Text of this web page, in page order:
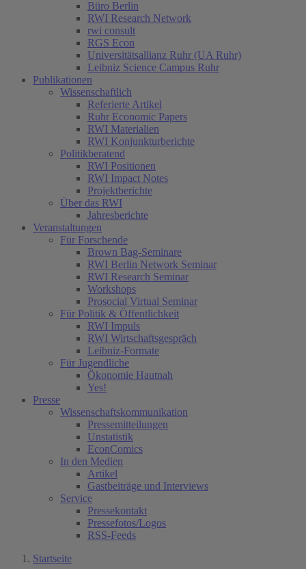
Büro Berlin
RWI Research Network
rwi consult
RGS Econ
Universitätsallianz Ruhr (UA Ruhr)
Leibniz Science Campus Ruhr
Publikationen
Wissenschaftlich
Referierte Artikel
Ruhr Economic Papers
RWI Materialien
RWI Konjunkturberichte
Politikberatend
RWI Positionen
RWI Impact Notes
Projektberichte
Über das RWI
Jahresberichte
Veranstaltungen
Für Forschende
Brown Bag-Seminare
RWI Berlin Network Seminar
RWI Research Seminar
Workshops
Prosocial Virtual Seminar
Für Politik & Öffentlichkeit
RWI Impuls
RWI Wirtschaftsgespräch
Leibniz-Formate
Für Jugendliche
Ökonomie Hautnah
Yes!
Presse
Wissenschaftskommunikation
Pressemitteilungen
Unstatistik
EconComics
In den Medien
Artikel
Gastbeiträge und Interviews
Service
Pressekontakt
Pressefotos/Logos
RSS-Feeds
Startseite